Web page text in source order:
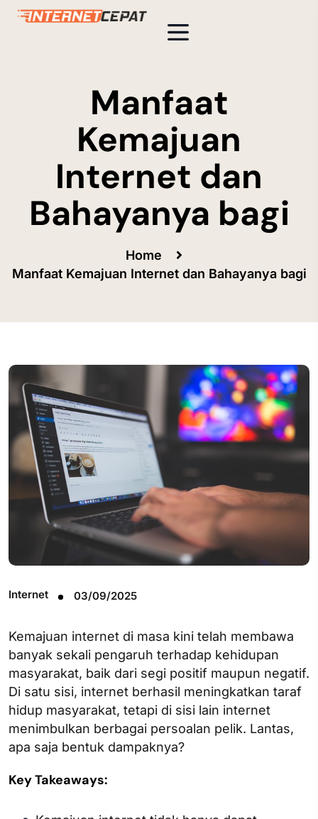
Manfaat
Kemajuan
Internet dan
Bahayanya bagi
Home
Manfaat Kemajuan Internet dan Bahayanya bagi
Internet 03/09/2025
Kemajuan internet di masa kini telah membawa
banyak sekali pengaruh terhadap kehidupan
masyarakat, baik dari segi positif maupun negatif.
Di satu sisi, internet berhasil meningkatkan taraf
hidup masyarakat, tetapi di sisi lain internet
menimbulkan berbagai persoalan pelik. Lantas,
apa saja bentuk dampaknya?
Key Takeaways: